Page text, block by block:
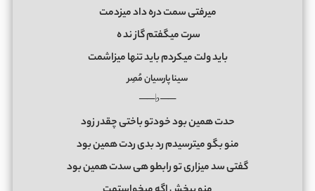
میرفتی سمت دره داد میزدمت
سرت میگفتم گاز نده
باید ولت میکردم باید تنها میزاشمت
سینا پارسیان مُصِر
──♭──
حدت همین بود خودتو باختی چقدر زود
منو بگو میترسیدم رد بدی ردت همین بود
گفتی سد میزاری تو رابطو هی سدت همین بود